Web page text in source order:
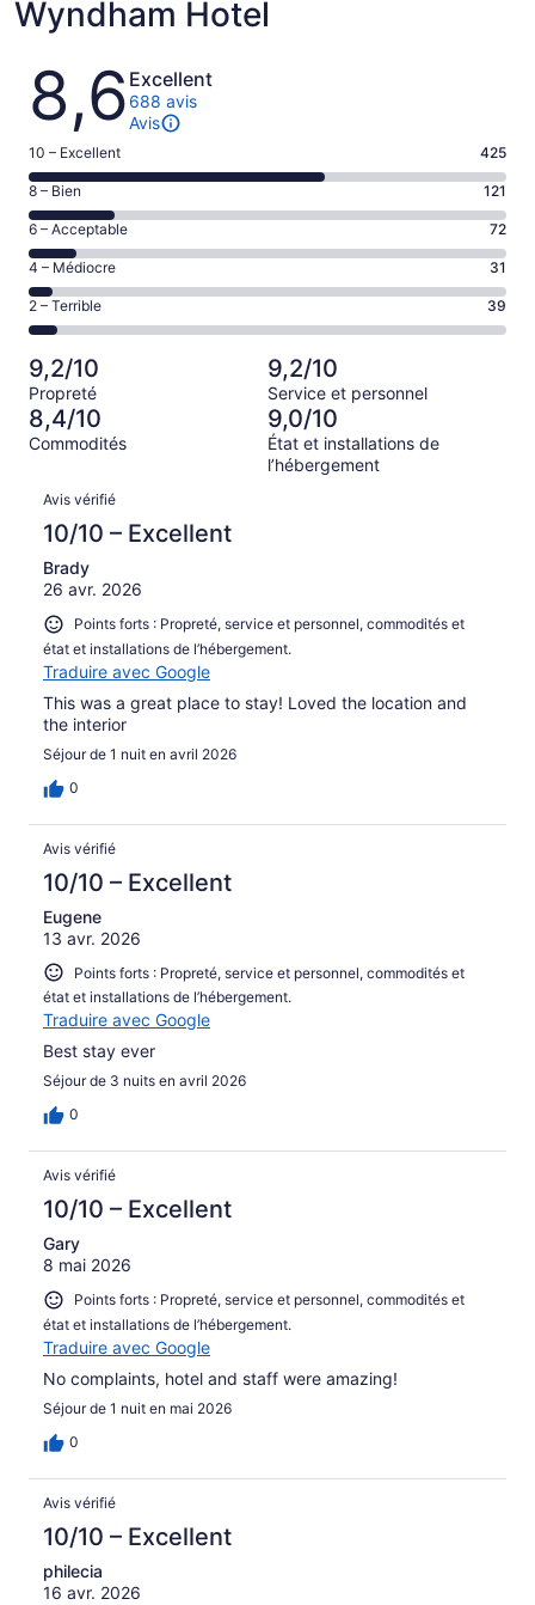
Wyndham Hotel
Avis
8,6 Excellent
688 avis
Avis
Note
de 10
–
Excellent,
d’après
425 avis
sur 688.
10 – Excellent 425
Note
de 8
–
Bien,
d’après
121 avis
sur 688.
8 – Bien 121
Note
de 6
–
Acceptable,
d’après
sur 688.
6 – Acceptable 72
Note
de 4
–
Médiocre,
d’après
31 avis
sur 688.
4 – Médiocre 31
Note
de 2
–
Terrible,
d’après
39 avis
sur 688.
2 – Terrible 39
9,2/10
Propreté
9,2/10
Service et personnel
8,4/10
Commodités
9,0/10
État et installations de
l’hébergement
Avis
Avis vérifié
10/10 – Excellent
Brady
26 avr. 2026
Points forts : Propreté, service et personnel, commodités et
état et installations de l’hébergement.
Traduire avec Google
This was a great place to stay! Loved the location and
the interior
Séjour de 1 nuit en avril 2026
0
Avis vérifié
10/10 – Excellent
Eugene
13 avr. 2026
Points forts : Propreté, service et personnel, commodités et
état et installations de l’hébergement.
Traduire avec Google
Best stay ever
Séjour de 3 nuits en avril 2026
0
Avis vérifié
10/10 – Excellent
Gary
8 mai 2026
Points forts : Propreté, service et personnel, commodités et
état et installations de l’hébergement.
Traduire avec Google
No complaints, hotel and staff were amazing!
Séjour de 1 nuit en mai 2026
0
Avis vérifié
10/10 – Excellent
philecia
16 avr. 2026